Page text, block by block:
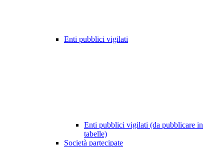
Enti pubblici vigilati
Enti pubblici vigilati (da pubblicare in
tabelle)
Società partecipate